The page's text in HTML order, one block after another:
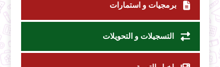
برمجيات و استمارات
التسجيلات و التحويلات